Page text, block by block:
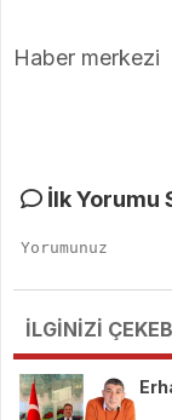
Haber merkezi
İlk Yorumu
İLGİNİZİ